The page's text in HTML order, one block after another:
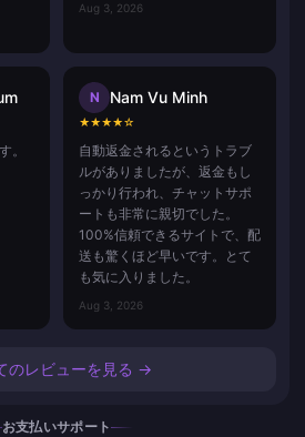
Aug 3, 2026
。
N Nam Vu Minh
★★★★☆
自動返金されるというトラブ
ルがありましたが、返金もし
っかり行われ、チャットサポ
ートも非常に親切でした。
100%信頼できるサイトで、配
送も驚くほど早いです。とて
も気に入りました。
Aug 3, 2026
のレビューを見る →
お支払いサポート